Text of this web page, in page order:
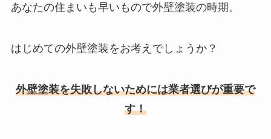
あなたの住まいも早いもので外壁塗装の時期。
はじめての外壁塗装をお考えでしょうか？
外壁塗装を失敗しないためには業者選びが重要で
す！